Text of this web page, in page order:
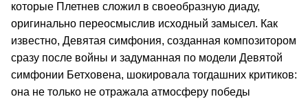
которые Плетнев сложил в своеобразную диаду,
оригинально переосмыслив исходный замысел. Как
известно, Девятая симфония, созданная композитором
сразу после войны и задуманная по модели Девятой
симфонии Бетховена, шокировала тогдашних критиков:
она не только не отражала атмосферу победы